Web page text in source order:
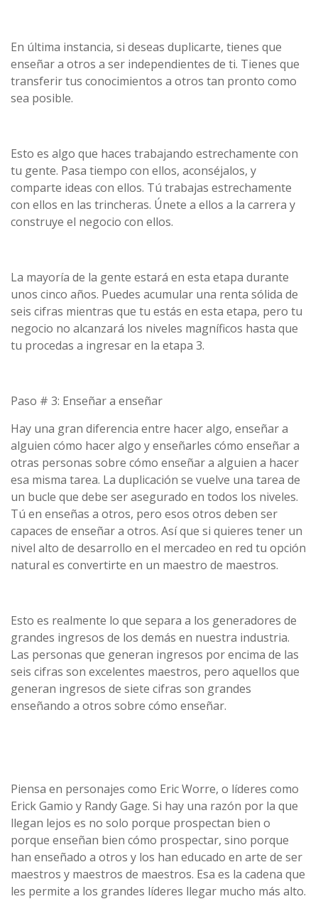
En última instancia, si deseas duplicarte, tienes que
enseñar a otros a ser independientes de ti. Tienes que
transferir tus conocimientos a otros tan pronto como
sea posible.
Esto es algo que haces trabajando estrechamente con
tu gente. Pasa tiempo con ellos, aconséjalos, y
comparte ideas con ellos. Tú trabajas estrechamente
con ellos en las trincheras. Únete a ellos a la carrera y
construye el negocio con ellos.
La mayoría de la gente estará en esta etapa durante
unos cinco años. Puedes acumular una renta sólida de
seis cifras mientras que tu estás en esta etapa, pero tu
negocio no alcanzará los niveles magníficos hasta que
tu procedas a ingresar en la etapa 3.
Paso # 3: Enseñar a enseñar
Hay una gran diferencia entre hacer algo, enseñar a
alguien cómo hacer algo y enseñarles cómo enseñar a
otras personas sobre cómo enseñar a alguien a hacer
esa misma tarea. La duplicación se vuelve una tarea de
un bucle que debe ser asegurado en todos los niveles.
Tú en enseñas a otros, pero esos otros deben ser
capaces de enseñar a otros. Así que si quieres tener un
nivel alto de desarrollo en el mercadeo en red tu opción
natural es convertirte en un maestro de maestros.
Esto es realmente lo que separa a los generadores de
grandes ingresos de los demás en nuestra industria.
Las personas que generan ingresos por encima de las
seis cifras son excelentes maestros, pero aquellos que
generan ingresos de siete cifras son grandes
enseñando a otros sobre cómo enseñar.
Piensa en personajes como Eric Worre, o líderes como
Erick Gamio y Randy Gage. Si hay una razón por la que
llegan lejos es no solo porque prospectan bien o
porque enseñan bien cómo prospectar, sino porque
han enseñado a otros y los han educado en arte de ser
maestros y maestros de maestros. Esa es la cadena que
les permite a los grandes líderes llegar mucho más alto.